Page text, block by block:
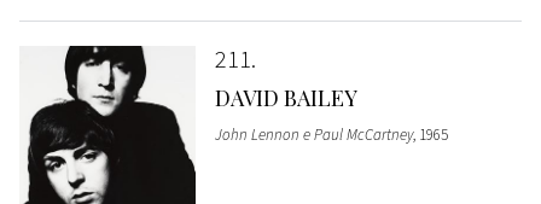
211
DAVID BAILEY
John Lennon e Paul McCartney, 1965